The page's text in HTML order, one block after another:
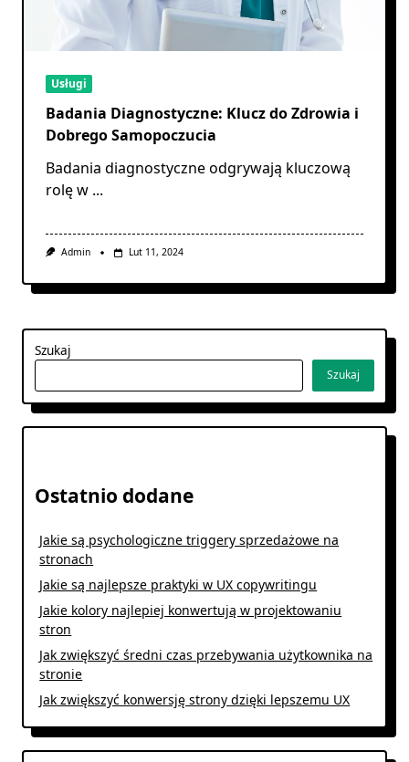
Usługi
Badania Diagnostyczne: Klucz do Zdrowia i
Dobrego Samopoczucia
Badania diagnostyczne odgrywają kluczową
rolę w ...
Admin Lut 11, 2024
Szukaj
Szukaj
Ostatnio dodane
Jakie są psychologiczne triggery sprzedażowe na
stronach
Jakie są najlepsze praktyki w UX copywritingu
Jakie kolory najlepiej konwertują w projektowaniu
stron
Jak zwiększyć średni czas przebywania użytkownika na
stronie
Jak zwiększyć konwersję strony dzięki lepszemu UX